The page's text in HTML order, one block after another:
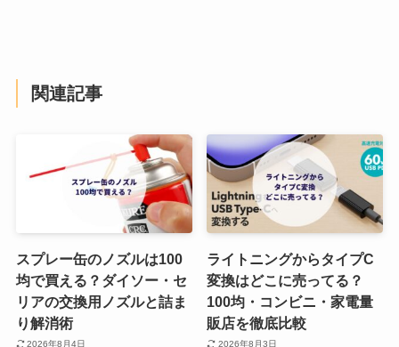
関連記事
スプレー缶のノズルは100
均で買える？ダイソー・セ
リアの交換用ノズルと詰ま
り解消術
2026年8月4日
ライトニングからタイプC
変換はどこに売ってる？
100均・コンビニ・家電量
販店を徹底比較
2026年8月3日